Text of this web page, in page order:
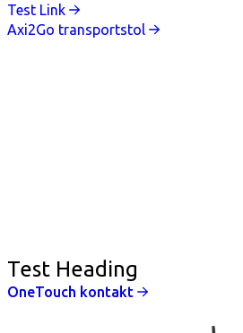
Test Link
Axi2Go transportstol
Test Heading
OneTouch kontakt